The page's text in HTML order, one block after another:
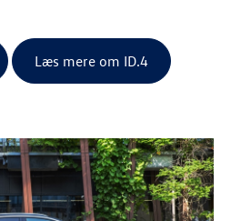
Læs mere om ID.4